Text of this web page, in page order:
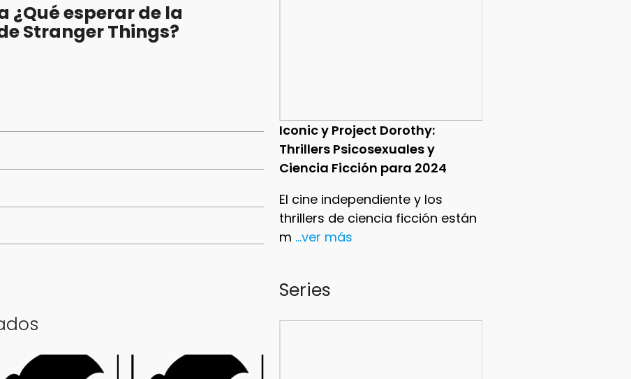
Iconic y Project Dorothy:
Thrillers Psicosexuales y
Ciencia Ficción para 2024
El cine independiente y los
thrillers de ciencia ficción están
m ...ver más
Series
¿Qué esperar de la
Stranger Things?